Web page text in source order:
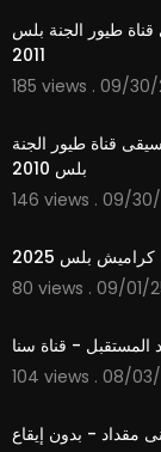
قناة طيور الجنة بلس
2011
185 views . 09/30/
قناة طيور الجنة
بلس 2010
146 views . 09/
بلس 2025
80 views . 09/01/
المستقبل - قناة سنا
104 views . 08/
مقداد - بدون إيقاع